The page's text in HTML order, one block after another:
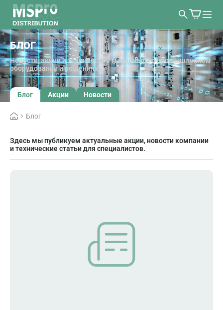
БЛОГ
Новости, акции и технические материалы о промышленном
оборудовании и решениях
Блог Акции Новости
Блог
Здесь мы публикуем актуальные акции, новости компании
и технические статьи для специалистов.